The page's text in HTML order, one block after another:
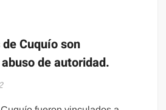
Cuquío son
de autoridad.